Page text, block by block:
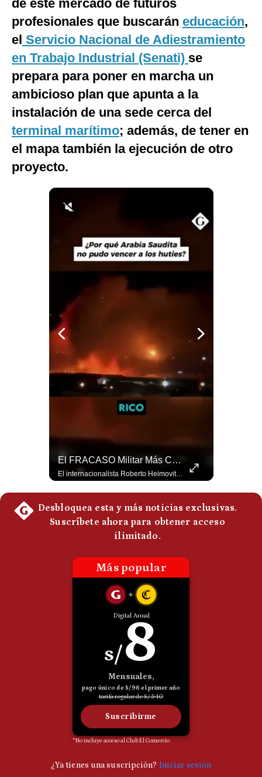
Podcast
Gestión TV
Videos
Fotogalerías
gestion.pe
¿quiénes
Somos?
Frecuentes
de este mercado de futuros
profesionales que buscarán educación,
el Servicio Nacional de Adiestramiento
en Trabajo Industrial (Senati) se
prepara para poner en marcha un
ambicioso plan que apunta a la
instalación de una sede cerca del
terminal marítimo; además, de tener en
el mapa también la ejecución de otro
proyecto.
El FRACASO Militar Más Caro De Medio Oriente | #radar24
El internacionalista Roberto Heimovits señaló que Arabia Saudita posee armamento avanzado comprado por decenas de miles de millones de dólares. Sin embargo, recuerda que combatió durante siete años contra los hutíes sin conseguir derrotarlos, pese a la enorme diferencia de poder militar. #ArabiaSaudita #Hutíes #RobertoHeimovits #Geopolítica #Guerra #NoticiasInternacionales #Shorts 👉 Suscríbete y activa la campana para no perderte nuestro análisis diario. 🌎 Síguenos en nuestras redes sociales: 📌 Web oficial: https://gestion.pe/mundo/ 📌 LinkedIn: http://bit.ly/3HYIET0 📌 X (Twitter): http://bit.ly/4noZtX9 📌 TikTok: http://bit.ly/4evB6TO